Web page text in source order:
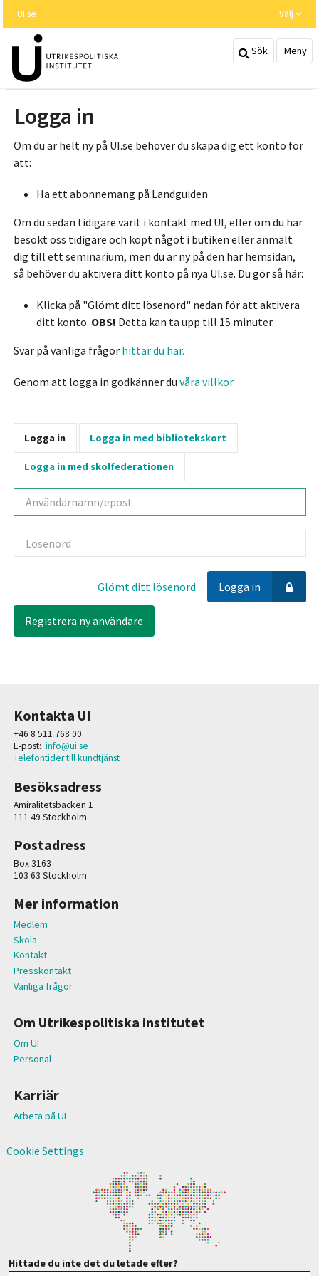
huvudinnehållet
UI.se Välj
Sök Meny
Logga in
Om du är helt ny på UI.se behöver du skapa dig ett konto för
att:
Ha ett abonnemang på Landguiden
Om du sedan tidigare varit i kontakt med UI, eller om du har
besökt oss tidigare och köpt något i butiken eller anmält
dig till ett seminarium, men du är ny på den här hemsidan,
så behöver du aktivera ditt konto på nya UI.se. Du gör så här:
Klicka på "Glömt ditt lösenord" nedan för att aktivera
ditt konto. OBS! Detta kan ta upp till 15 minuter.
Svar på vanliga frågor hittar du här.
Genom att logga in godkänner du våra villkor.
Logga in Logga in med bibliotekskort
Logga in med skolfederationen
Användarnamn
Lösenord
Logga in
Glömt ditt lösenord
Registrera ny användare
Kontakta UI
+46 8 511 768 00
E-post: info@ui.se
Telefontider till kundtjänst
Besöksadress
Amiralitetsbacken 1
111 49 Stockholm
Postadress
Box 3163
103 63 Stockholm
Mer information
Medlem
Skola
Kontakt
Presskontakt
Vanliga frågor
Om Utrikespolitiska institutet
Om UI
Personal
Karriär
Arbeta på UI
Cookie Settings
Hittade du inte det du letade efter?